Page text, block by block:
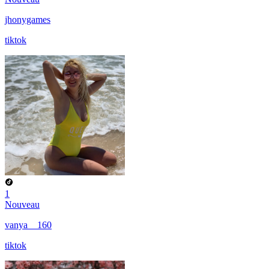
jhonygames
tiktok
1
Nouveau
vanya__160
tiktok